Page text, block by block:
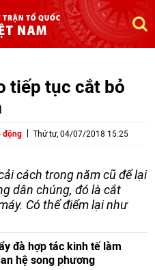
tiếp tục cắt bỏ
động Thứ tư, 04/07/2018 15:25
cách trong năm cũ để lại
dân chúng, đó là cắt
Có thể điểm lại như
đà hợp tác kinh tế làm
hệ song phương